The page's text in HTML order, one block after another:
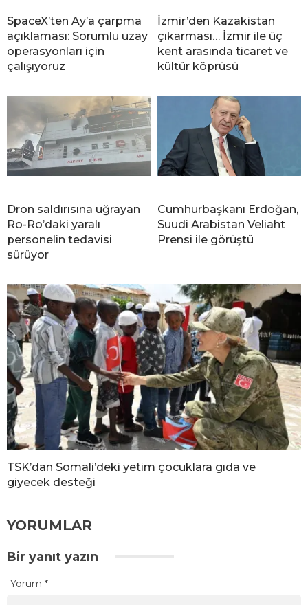
SpaceX’ten Ay’a çarpma
açıklaması: Sorumlu uzay
operasyonları için
çalışıyoruz
İzmir’den Kazakistan
çıkarması… İzmir ile üç
kent arasında ticaret ve
kültür köprüsü
Dron saldırısına uğrayan
Ro-Ro’daki yaralı
personelin tedavisi
sürüyor
Cumhurbaşkanı Erdoğan,
Suudi Arabistan Veliaht
Prensi ile görüştü
TSK’dan Somali’deki yetim çocuklara gıda ve
giyecek desteği
YORUMLAR
Bir yanıt yazın
Yorum *